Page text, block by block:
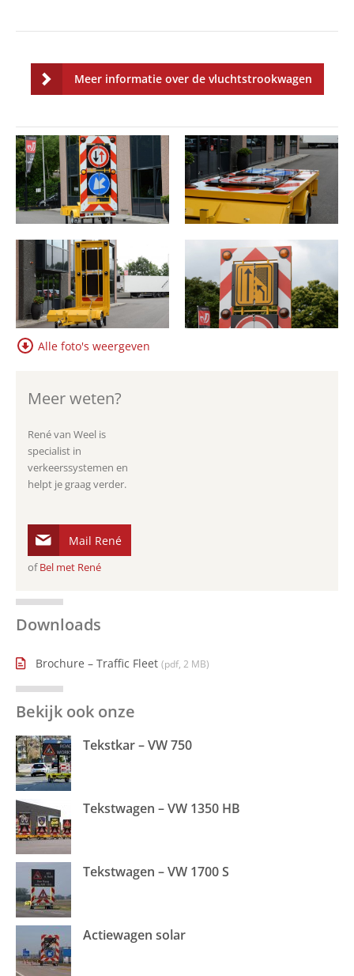
Meer informatie over de vluchtstrookwagen
Alle foto's weergeven
Meer weten?
René van Weel is
specialist in
verkeerssystemen en
helpt je graag verder.
Mail René
of Bel met René
Downloads
Brochure – Traffic Fleet (pdf, 2 MB)
Bekijk ook onze
Tekstkar – VW 750
Tekstwagen – VW 1350 HB
Tekstwagen – VW 1700 S
Actiewagen solar